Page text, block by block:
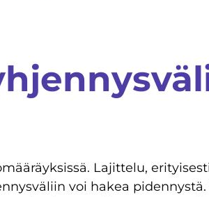
Lajittelu,
voi hakea pidennystä.